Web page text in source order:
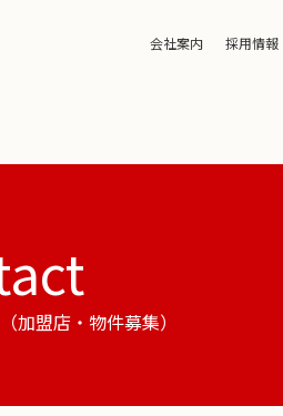
会社案内 採用情報
加盟店・物件募集）